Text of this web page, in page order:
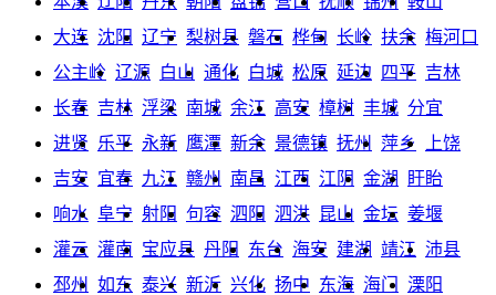
大连 沈阳 辽宁 梨树县 磐石 桦甸 长岭 扶余 梅河口
公主岭 辽源 白山 通化 白城 松原 延边 四平 吉林
长春 吉林 浮梁 南城 余江 高安 樟树 丰城 分宜
进贤 乐平 永新 鹰潭 新余 景德镇 抚州 萍乡
上饶
吉安 宜春 九江 赣州 南昌 江西 江阴 金湖
盱眙
响水 阜宁 射阳 句容 泗阳 泗洪 昆山 金坛 姜堰
灌云 灌南 宝应县 丹阳 东台 海安 建湖 靖江 沛县
邳州
如东 泰兴 新沂 兴化 扬中 东海 海门
溧阳